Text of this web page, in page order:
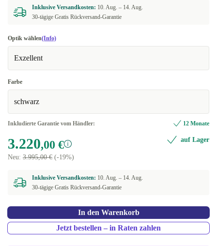
Inklusive Versandkosten: 10. Aug. – 14. Aug.
30-tägige Gratis Rückversand-Garantie
Optik wählen(Info)
Exzellent
Farbe
schwarz
Inkludierte Garantie vom Händler: 12 Monate
3.220,00 €
Neu: 3.995,00 € (-19%)
auf Lager
Inklusive Versandkosten: 10. Aug. – 14. Aug.
30-tägige Gratis Rückversand-Garantie
In den Warenkorb
Jetzt bestellen – in Raten zahlen